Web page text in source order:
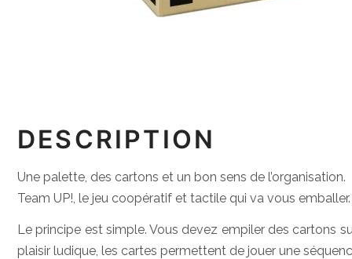
DESCRIPTION
Une palette, des cartons et un bon sens de l’organisation.
Team UP!, le jeu coopératif et tactile qui va vous emballer.
Le principe est simple. Vous devez empiler des cartons
plaisir ludique, les cartes permettent de jouer une